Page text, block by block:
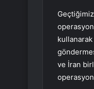
ve İran